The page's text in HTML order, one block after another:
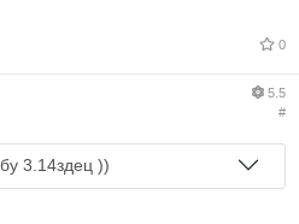
0
5.5
#
3.14здец ))